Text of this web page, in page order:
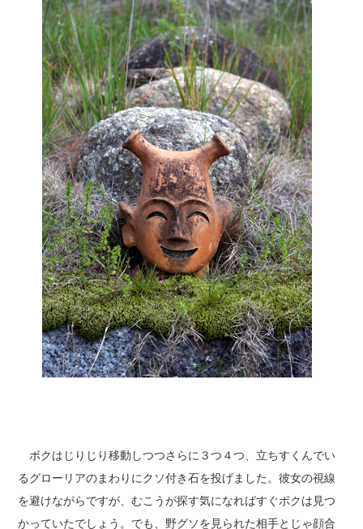
ボクはじりじり移動しつつさらに３つ４つ、立ちすくんでい
るグローリアのまわりにクソ付き石を投げました。彼女の視線
を避けながらですが、むこうが探す気になればすぐボクは見つ
かっていたでしょう。でも、野グソを見られた相手とじゃ顔合